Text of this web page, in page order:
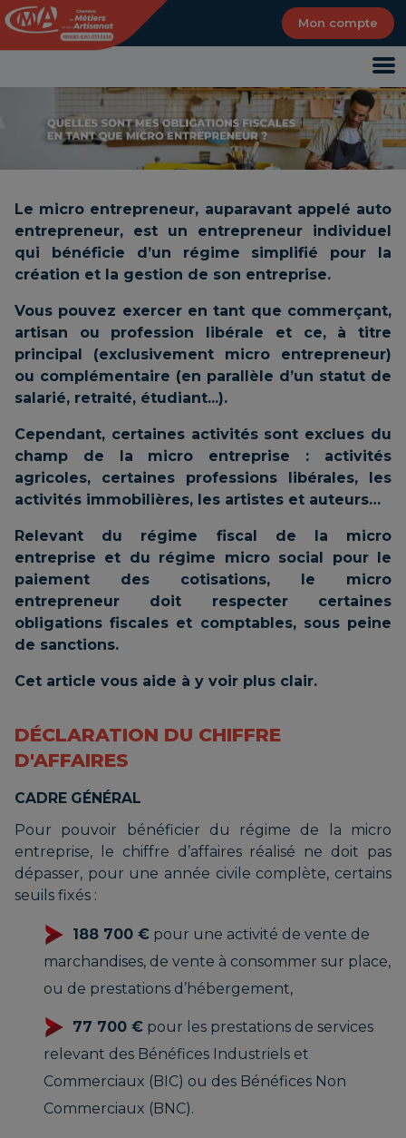
Mon compte
Le micro entrepreneur, auparavant appelé auto
entrepreneur, est un entrepreneur individuel
qui bénéficie d’un régime simplifié pour la
création et la gestion de son entreprise.
Vous pouvez exercer en tant que commerçant,
artisan ou profession libérale et ce, à titre
principal (exclusivement micro entrepreneur)
ou complémentaire (en parallèle d’un statut de
salarié, retraité, étudiant...).
Cependant, certaines activités sont exclues du
champ de la micro entreprise : activités
agricoles, certaines professions libérales, les
activités immobilières, les artistes et auteurs…
Relevant du régime fiscal de la micro
entreprise et du régime micro social pour le
paiement des cotisations, le micro
entrepreneur doit respecter certaines
obligations fiscales et comptables, sous peine
de sanctions.
Cet article vous aide à y voir plus clair.
DÉCLARATION DU CHIFFRE
D'AFFAIRES
CADRE GÉNÉRAL
Pour pouvoir bénéficier du régime de la micro
entreprise, le chiffre d’affaires réalisé ne doit pas
dépasser, pour une année civile complète, certains
seuils fixés :
188 700 € pour une activité de vente de
marchandises, de vente à consommer sur place,
ou de prestations d’hébergement,
77 700 € pour les prestations de services
relevant des Bénéfices Industriels et
Commerciaux (BIC) ou des Bénéfices Non
Commerciaux (BNC).
Panneau de gestion des cookies